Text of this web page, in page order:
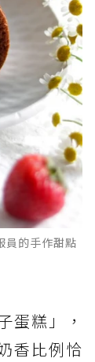
員的手作甜點
蛋糕」，
香比例恰